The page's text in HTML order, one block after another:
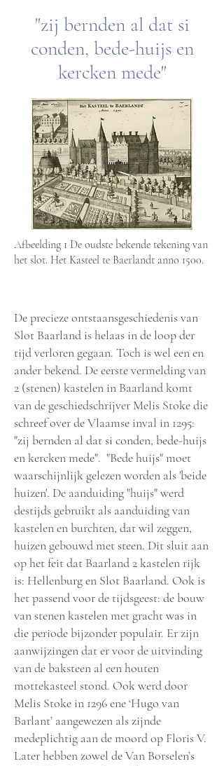
"zij bernden al dat si
conden, bede-huijs en
kercken mede"
Afbeelding 1 De oudste bekende tekening van
het slot. Het Kasteel te Baerlandt anno 1500.
De precieze ontstaansgeschiedenis van
Slot Baarland is helaas in de loop der
tijd verloren gegaan. Toch is wel een en
ander bekend. De eerste vermelding van
2 (stenen) kastelen in Baarland komt
van de geschiedschrijver Melis Stoke die
schreef over de Vlaamse inval in 1295:
"zij bernden al dat si conden, bede-huijs
en kercken mede". "Bede huijs" moet
waarschijnlijk gelezen worden als 'beide
huizen'. De aanduiding "huijs" werd
destijds gebruikt als aanduiding van
kastelen en burchten, dat wil zeggen,
huizen gebouwd met steen. Dit sluit aan
op het feit dat Baarland 2 kastelen rijk
is: Hellenburg en Slot Baarland. Ook is
het passend voor de tijdsgeest: de bouw
van stenen kastelen met gracht was in
die periode bijzonder populair. Er zijn
aanwijzingen dat er voor de uitvinding
van de baksteen al een houten
mottekasteel stond. Ook werd door
Melis Stoke in 1296 ene ‘Hugo van
Barlant’ aangewezen als zijnde
medeplichtig aan de moord op Floris V.
Later hebben zowel de Van Borselen’s